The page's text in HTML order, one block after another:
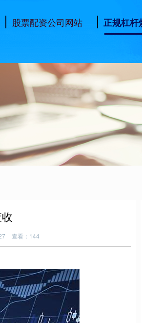
股票配资公司网站 正规杠杆
查看：144